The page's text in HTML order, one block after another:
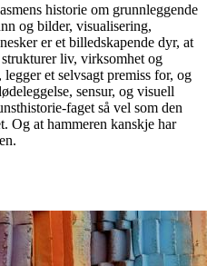
historie om grunnleggende
og bilder, visualisering,
er et billedskapende dyr, at
liv, virksomhet og
et selvsagt premiss for, og
sensur, og visuell
faget så vel som den
Og at hammeren kanskje har